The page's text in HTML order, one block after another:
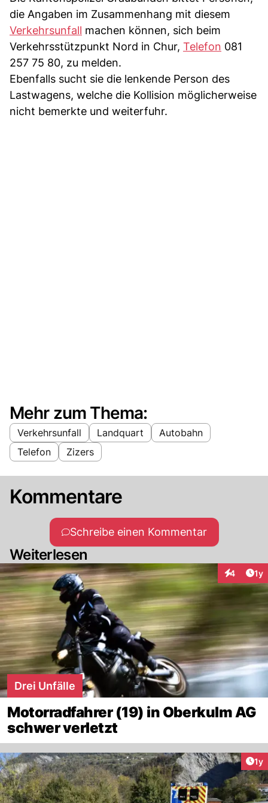
die Angaben im Zusammenhang mit diesem
Verkehrsunfall machen können, sich beim
Verkehrsstützpunkt Nord in Chur, Telefon 081
257 75 80, zu melden.
Ebenfalls sucht sie die lenkende Person des
Lastwagens, welche die Kollision möglicherweise
nicht bemerkte und weiterfuhr.
Mehr zum Thema:
Verkehrsunfall Landquart
Autobahn
Telefon
Zizers
Kommentare
Schreibe einen Kommentar
Weiterlesen
4 1y
Drei Unfälle
Motorradfahrer (19) in Oberkulm AG
schwer verletzt
1y